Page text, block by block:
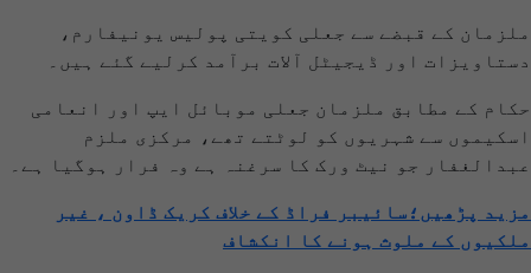
ملزمان کے قبضے سے جعلی کویتی پولیس یونیفارم،
دستاویزات اور ڈیجیٹل آلات برآمد کرلیے گئے ہیں۔
حکام کے مطابق ملزمان جعلی موبائل ایپ اور انعامی
اسکیموں سے شہریوں کو لوٹتے تھے، مرکزی ملزم
عبدالغفار جو نیٹ ورک کا سرغنہ ہے وہ فرار ہوگیا ہے۔
مزید پڑھیں؛سائیبر فراڈ کے خلاف کریک ڈاون ، غیر
ملکیوں کے ملوث ہونے کا انکشاف